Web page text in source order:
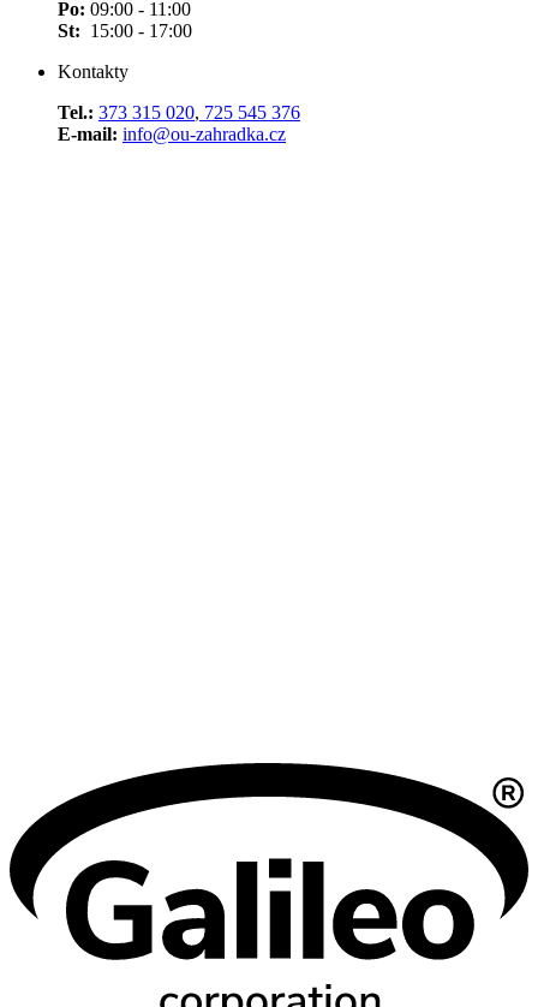
Po: 09:00 - 11:00
St: 15:00 - 17:00
Kontakty
Tel.: 373 315 020, 725 545 376
E-mail: info@ou-zahradka.cz